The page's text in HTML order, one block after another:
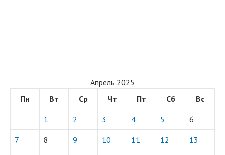
Апрель 2025
Пн
Вт Ср Чт Пт Сб Вс
1 2 3 4 5 6
7 8 9 10 11 12 13